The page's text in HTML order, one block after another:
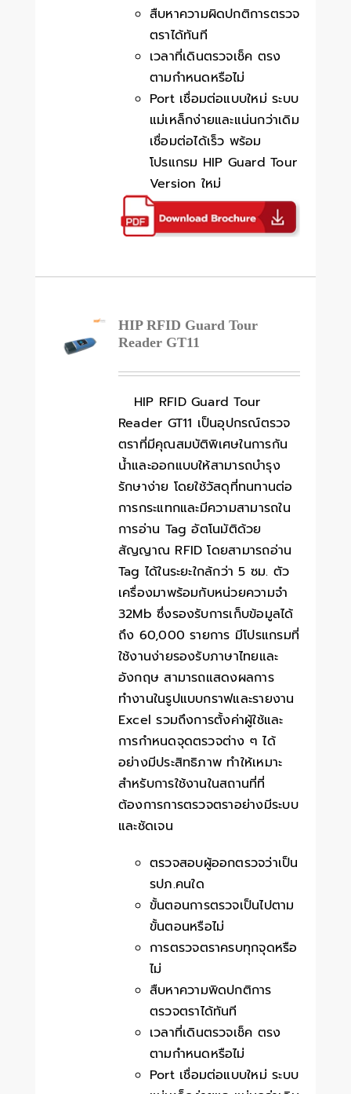
สืบหาความผิดปกติการตรวจ
ตราได้ทันที
เวลาที่เดินตรวจเช็ค ตรง
ตามกำหนดหรือไม่
Port เชื่อมต่อแบบใหม่ ระบบ
แม่เหล็กง่ายและแน่นกว่าเดิม
เชื่อมต่อได้เร็ว พร้อม
โปรแกรม HIP Guard Tour
Version ใหม่
HIP RFID Guard Tour
Reader GT11
HIP RFID Guard Tour
Reader GT11 เป็นอุปกรณ์ตรวจ
ตราที่มีคุณสมบัติพิเศษในการกัน
น้ำและออกแบบให้สามารถบำรุง
รักษาง่าย โดยใช้วัสดุที่ทนทานต่อ
การกระแทกและมีความสามารถใน
การอ่าน Tag อัตโนมัติด้วย
สัญญาณ RFID โดยสามารถอ่าน
Tag ได้ในระยะใกล้กว่า 5 ซม. ตัว
เครื่องมาพร้อมกับหน่วยความจำ
32Mb ซึ่งรองรับการเก็บข้อมูลได้
ถึง 60,000 รายการ มีโปรแกรมที่
ใช้งานง่ายรองรับภาษาไทยและ
อังกฤษ สามารถแสดงผลการ
ทำงานในรูปแบบกราฟและรายงาน
Excel รวมถึงการตั้งค่าผู้ใช้และ
การกำหนดจุดตรวจต่าง ๆ ได้
อย่างมีประสิทธิภาพ ทำให้เหมาะ
สำหรับการใช้งานในสถานที่ที่
ต้องการการตรวจตราอย่างมีระบบ
และชัดเจน
ตรวจสอบผู้ออกตรวจว่าเป็น
รปภ.คนใด
ขั้นตอนการตรวจเป็นไปตาม
ขั้นตอนหรือไม่
การตรวจตราครบทุกจุดหรือ
ไม่
สืบหาความพิดปกติการ
ตรวจตราได้ทันที
เวลาที่เดินตรวจเช็ค ตรง
ตามกำหนดหรือไม่
Port เชื่อมต่อแบบใหม่ ระบบ